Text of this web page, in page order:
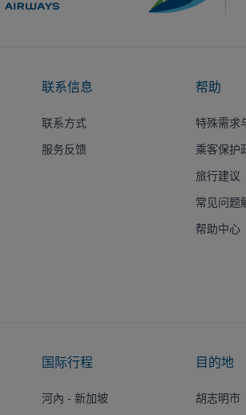
联系信息
联系方式
服务反馈
帮助
特殊需求
乘客保护
旅行建议
常见问题
帮助中心
国际行程
河內 - 新加坡
目的地
胡志明市